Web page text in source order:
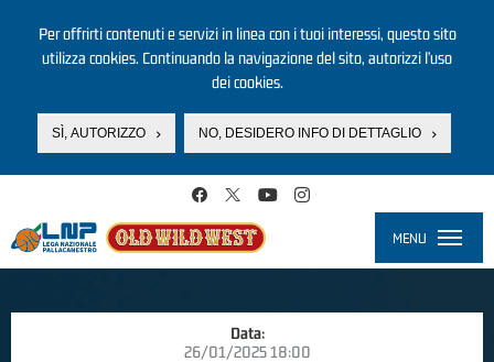
Per offrirti contenuti e servizi in linea con i tuoi interessi, questo sito
utilizza cookies. Continuando la navigazione del sito, autorizzi l’uso
dei cookies.
SÌ, AUTORIZZO NO, DESIDERO INFO DI DETTAGLIO
MENU
Data:
26/01/2025 18:00